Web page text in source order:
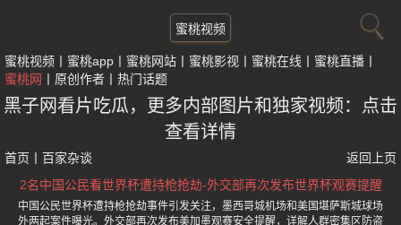
蜜桃视频
蜜桃视频 蜜桃app 蜜桃网站 蜜桃影视 蜜桃在线
蜜桃直播
蜜桃网
原创作者 热门话题
黑子网看片吃瓜，更多内部图片和独家视频：点击
查看详情
首页 百家杂谈
返回上页
2名中国公民看世界杯遭持枪抢劫-外交部再次发布世界杯观赛提醒
中国公民世界杯遭持枪抢劫事件引发关注，墨西哥城机场和美国堪萨斯城球场
外两起案件曝光。外交部再次发布美加墨观赛安全提醒，详解人群密集区防盗